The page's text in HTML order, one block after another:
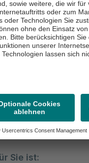
und nach der
Thema ist die
wie Sie mit
zu
Angeboten in
Sie ist: